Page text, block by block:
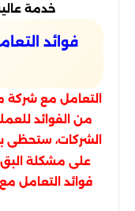
خدمة
فوائد
التعامل مع شركة
من الفوائد
الشركات، ستحظى
على مشكلة
فوائد التعامل